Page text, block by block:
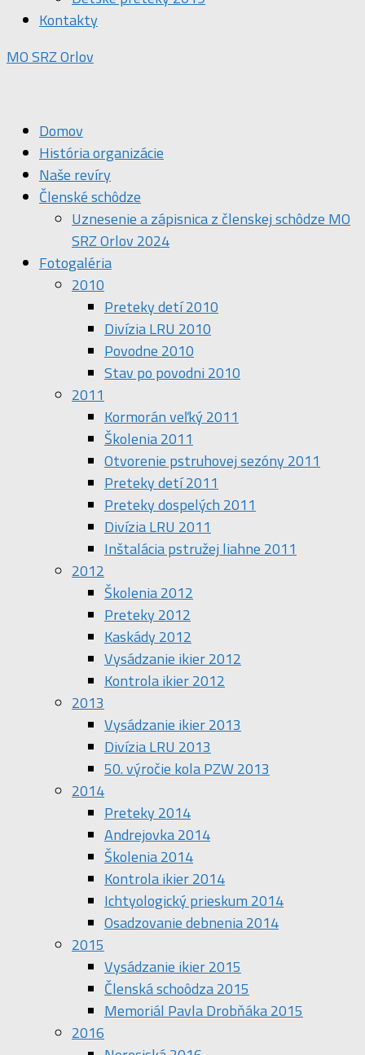
Kontakty
MO SRZ Orlov
Domov
História organizácie
Naše revíry
Členské schôdze
Uznesenie a zápisnica z členskej schôdze MO
SRZ Orlov 2024
Fotogaléria
2010
Preteky detí 2010
Divízia LRU 2010
Povodne 2010
Stav po povodni 2010
2011
Kormorán veľký 2011
Školenia 2011
Otvorenie pstruhovej sezóny 2011
Preteky detí 2011
Preteky dospelých 2011
Divízia LRU 2011
Inštalácia pstružej liahne 2011
2012
Školenia 2012
Preteky 2012
Kaskády 2012
Vysádzanie ikier 2012
Kontrola ikier 2012
2013
Vysádzanie ikier 2013
Divízia LRU 2013
50. výročie kola PZW 2013
2014
Preteky 2014
Andrejovka 2014
Školenia 2014
Kontrola ikier 2014
Ichtyologický prieskum 2014
Osadzovanie debnenia 2014
2015
Vysádzanie ikier 2015
Členská schoôdza 2015
Memoriál Pavla Drobňáka 2015
2016